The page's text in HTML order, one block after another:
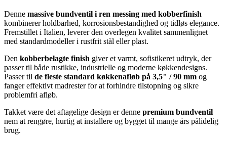
Denne massive bundventil i ren messing med kobberfinish
kombinerer holdbarhed, korrosionsbestandighed og tidløs elegance.
Fremstillet i Italien, leverer den overlegen kvalitet sammenlignet
med standardmodeller i rustfrit stål eller plast.
Den kobberbelagte finish giver et varmt, sofistikeret udtryk, der
passer til både rustikke, industrielle og moderne køkkendesigns.
Passer til de fleste standard køkkenafløb på 3,5" / 90 mm og
fanger effektivt madrester for at forhindre tilstopning og sikre
problemfri afløb.
Takket være det aftagelige design er denne premium bundventil
nem at rengøre, hurtig at installere og bygget til mange års pålidelig
brug.